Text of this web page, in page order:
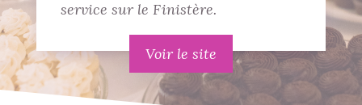
service sur le Finistère.
Voir le site